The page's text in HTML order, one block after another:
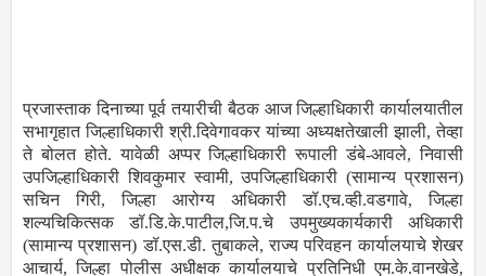
प्रजास्ताक दिनाच्या पूर्व तयारीची बैठक आज जिल्हाधिकारी कार्यालयातील
सभागृहात जिल्हाधिकारी श्री.दिवेगावकर यांच्या अध्यक्षतेखाली झाली, तेव्हा
ते बोलत होते. यावेळी अप्पर जिल्हाधिकारी रूपाली डंबे-आवले, निवासी
उपजिल्हाधिकारी शिवकुमार स्वामी, उपजिल्हाधिकारी (सामान्य प्रशासन)
सचिन गिरी, जिल्हा आरोग्य अधिकारी डॉ.एच.व्ही.वडगावे, जिल्हा
शल्यचिकित्सक डॉ.डि.के.पाटील,जि.प.चे उपमुख्यकार्यकारी अधिकारी
(सामान्य प्रशासन) डॉ.एस.डी. तुबाकले, राज्य परिवहन कार्यालयाचे शेखर
आचार्य, जिल्हा पोलीस अधीक्षक कार्यालयाचे प्रतिनिधी एम.के.वानखेडे,